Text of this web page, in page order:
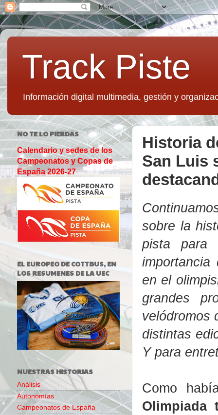
Track Piste
Información digital multimedia, gestión y
Historia
San Luis
sobre la
pista para
importancia
en el
grandes
velódromos
distintas
Y para
Como
NO TE LO PIERDAS
Calendario y sedes de los
Campeonatos y Copas de
España 2026-27
EL EUROPEO DE COTTBUS, EN
LOS RESUMENES DE LA UEC
NUESTRAS HISTORIAS
Análisis
Autonomías
Campeonatos de España